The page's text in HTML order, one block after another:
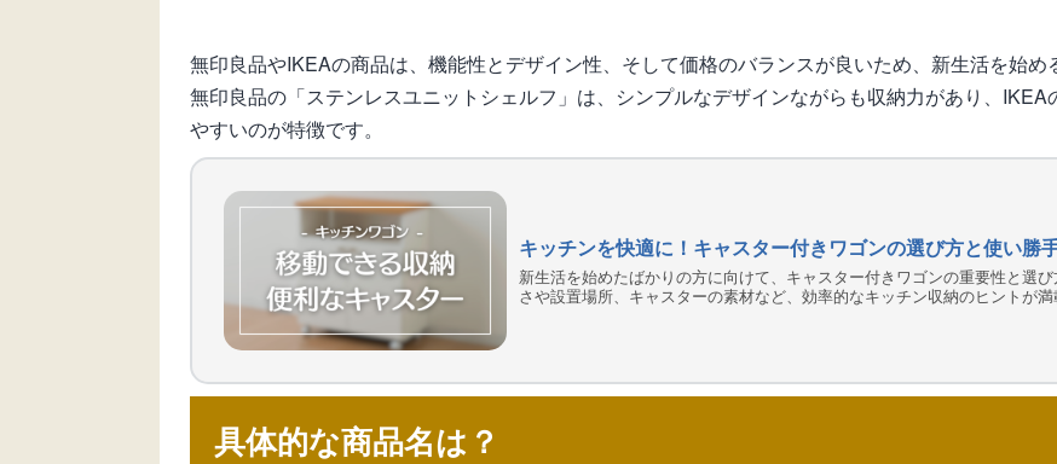
無印良品やIKEAの商品は、機能性とデザイン性、そして価格のバランスが良いため、新生活を始め
無印良品の「ステンレスユニットシェルフ」は、シンプルなデザインながらも収納力があり、
やすいのが特徴です。
キッチンを快適に！キャスター付きワゴンの選び方と使い勝
新生活を始めたばかりの方に向けて、キャスター付きワゴンの重要性と選
さや設置場所、キャスターの素材など、効率的なキッチン収納のヒントが満
具体的な商品名は？